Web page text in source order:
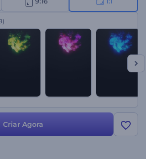
dinâmicas, vídeos promocionais,
introduções de eventos e muito mais.
vídeos hoje mesmo!
Criar Agora